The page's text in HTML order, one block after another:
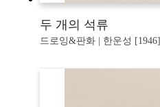
두 개의 석류
드로잉&판화 | 한운성 [1946]